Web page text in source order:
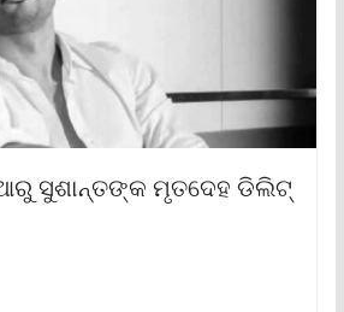
ସୁଶାନ୍ତଙ୍କ ମୃତଦେହ ଡିଲିଟ୍